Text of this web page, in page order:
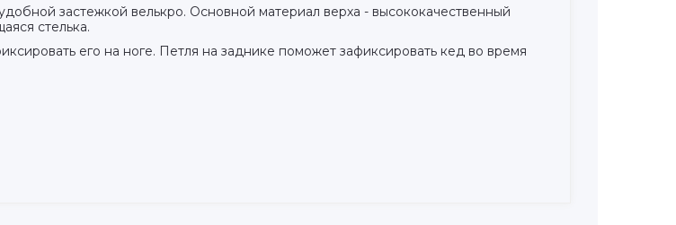
застежкой велькро. Основной материал верха - высококачественный
стелька.
его на ноге. Петля на заднике поможет зафиксировать кед во время